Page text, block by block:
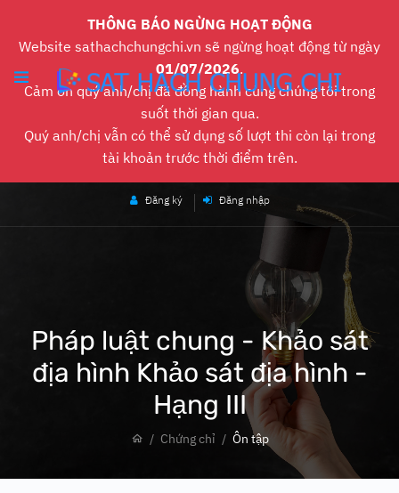
THÔNG BÁO NGỪNG HOẠT ĐỘNG
Website sathachchungchi.vn sẽ ngừng hoạt động từ ngày
01/07/2026.
Cảm ơn quý anh/chị đã đồng hành cùng chúng tôi trong
suốt thời gian qua.
Quý anh/chị vẫn có thể sử dụng số lượt thi còn lại trong
tài khoản trước thời điểm trên.
Đăng ký Đăng nhập
Pháp luật chung - Khảo sát
địa hình Khảo sát địa hình -
Hạng III
Chứng chỉ Ôn tập